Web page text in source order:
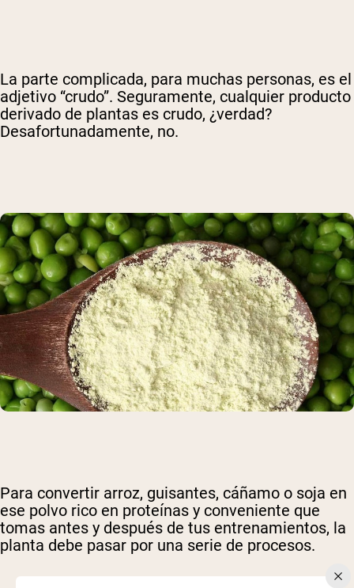
La parte complicada, para muchas personas, es el
adjetivo “crudo”. Seguramente, cualquier producto
derivado de plantas es crudo, ¿verdad?
Desafortunadamente, no.
Para convertir arroz, guisantes, cáñamo o soja en
ese polvo rico en proteínas y conveniente que
tomas antes y después de tus entrenamientos, la
planta debe pasar por una serie de procesos.